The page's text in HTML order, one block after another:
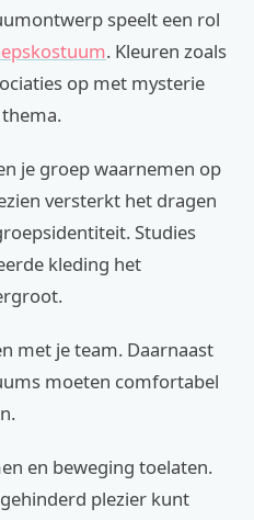
speelt een rol
. Kleuren zoals
op met mysterie
je groep waarnemen op
versterkt het dragen
Studies
kleding het
met je team. Daarnaast
moeten comfortabel
en beweging toelaten.
plezier kunt